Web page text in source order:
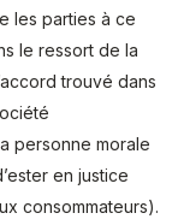
les parties à ce
le ressort de la
trouvé dans
personne morale
en justice
consommateurs).